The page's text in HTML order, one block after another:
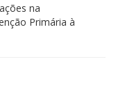
na
Primária à